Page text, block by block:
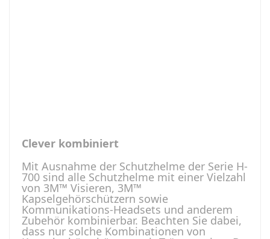
Clever kombiniert
Mit Ausnahme der Schutzhelme der Serie H-
700 sind alle Schutzhelme mit einer Vielzahl
von 3M™ Visieren, 3M™
Kapselgehörschützern sowie
Kommunikations-Headsets und anderem
Zubehör kombinierbar. Beachten Sie dabei,
dass nur solche Kombinationen von